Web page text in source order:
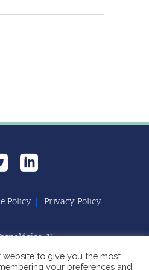
Policy Privacy Policy
11
Cádiz | España
website to give you the most
your preferences and